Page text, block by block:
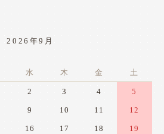
2026年9月
水 木 金 土
2 3 4 5
9 10 11 12
16 17 18 19